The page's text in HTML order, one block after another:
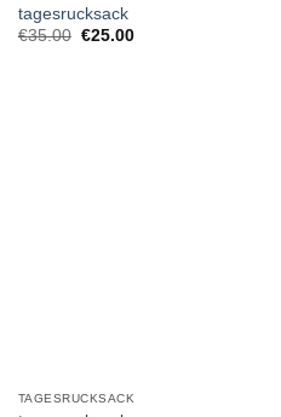
tagesrucksack
€35.00 €25.00
TAGESRUCKSACK